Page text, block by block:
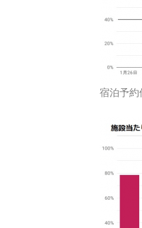
宿泊予約